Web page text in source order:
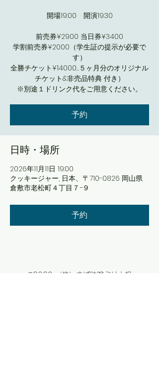
開場19:00 開演19:30
前売券¥2900 当日券¥3400
学割前売券¥2000（学生証の提示が必要で
す）
全勝チケット¥14000…５ヶ月分のオリジナル
チケット&非売品特典 付き）
※別途１ドリンク代をご用意ください。
予約
日時・場所
2026年11月11日 19:00
クッキージャー, 日本、〒710-0826 岡山県
倉敷市老松町４丁目７−９
予約
©2020 （株）さば味噌ぶり大根